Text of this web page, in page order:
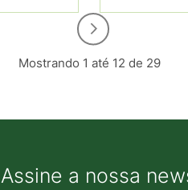
Mostrando 1 até 12 de 29
Assine a nossa